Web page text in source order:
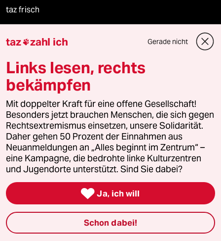
taz frisch
Veranstaltungen
Demnächst
Vor Ort
Live im Stream
Vergangene
taz lab 2027
taz zahl ich Gerade nicht
Links lesen, rechts
bekämpfen
Mit doppelter Kraft für eine offene Gesellschaft!
Besonders jetzt brauchen Menschen, die sich gegen
Rechtsextremismus einsetzen, unsere Solidarität.
Daher gehen 50 Prozent der Einnahmen aus
Neuanmeldungen an „Alles beginnt im Zentrum“ –
eine Kampagne, die bedrohte linke Kulturzentren
und Jugendorte unterstützt. Sind Sie dabei?
 Ja, ich will
Schon dabei!